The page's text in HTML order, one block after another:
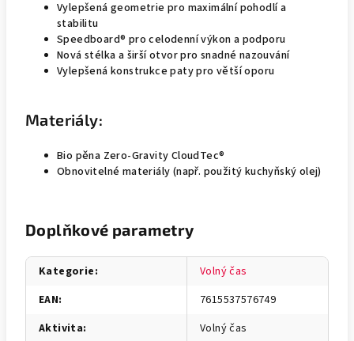
Vylepšená geometrie pro maximální pohodlí a
stabilitu
Speedboard® pro celodenní výkon a podporu
Nová stélka a širší otvor pro snadné nazouvání
Vylepšená konstrukce paty pro větší oporu
Materiály:
Bio pěna Zero-Gravity CloudTec®
Obnovitelné materiály (např. použitý kuchyňský olej)
Doplňkové parametry
Kategorie:
Volný čas
EAN:
7615537576749
Aktivita:
Volný čas